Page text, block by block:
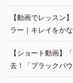
【動画でレッスン
ラー｜キレイをか
【ショート動画】
去！「ブラックパ